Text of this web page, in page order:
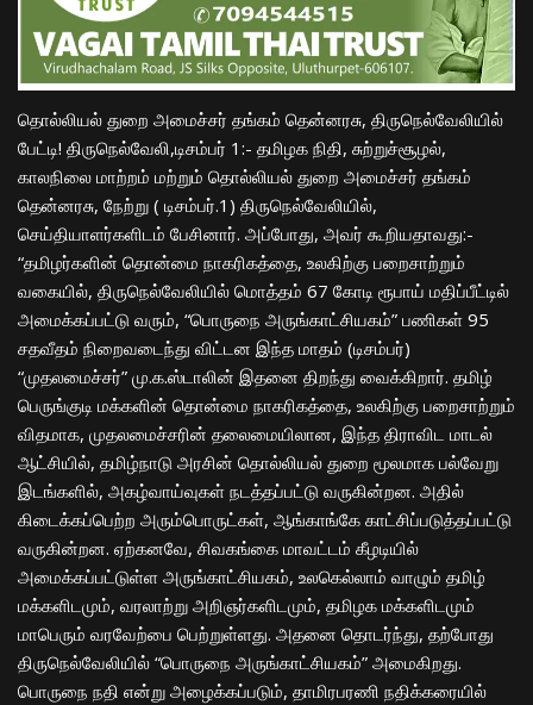
தொல்லியல் துறை அமைச்சர் தங்கம் தென்னரசு, திருநெல்வேலியில்
பேட்டி! திருநெல்வேலி,டிசம்பர் 1:- தமிழக நிதி, சுற்றுச்சூழல்,
காலநிலை மாற்றம் மற்றும் தொல்லியல் துறை அமைச்சர் தங்கம்
தென்னரசு, நேற்று ( டிசம்பர்.1) திருநெல்வேலியில்,
செய்தியாளர்களிடம் பேசினார். அப்போது, அவர் கூறியதாவது:-
“தமிழர்களின் தொன்மை நாகரிகத்தை, உலகிற்கு பறைசாற்றும்
வகையில், திருநெல்வேலியில் மொத்தம் 67 கோடி ரூபாய் மதிப்பீட்டில்
அமைக்கப்பட்டு வரும், “பொருநை அருங்காட்சியகம்” பணிகள் 95
சதவீதம் நிறைவடைந்து விட்டன இந்த மாதம் (டிசம்பர்)
“முதலமைச்சர்” மு.க.ஸ்டாலின் இதனை திறந்து வைக்கிறார். தமிழ்
பெருங்குடி மக்களின் தொன்மை நாகரிகத்தை, உலகிற்கு பறைசாற்றும்
விதமாக, முதலமைச்சரின் தலைமையிலான, இந்த திராவிட மாடல்
ஆட்சியில், தமிழ்நாடு அரசின் தொல்லியல் துறை மூலமாக பல்வேறு
இடங்களில், அகழ்வாய்வுகள் நடத்தப்பட்டு வருகின்றன. அதில்
கிடைக்கப்பெற்ற அரும்பொருட்கள், ஆங்காங்கே காட்சிப்படுத்தப்பட்டு
வருகின்றன. ஏற்கனவே, சிவகங்கை மாவட்டம் கீழடியில்
அமைக்கப்பட்டுள்ள அருங்காட்சியகம், உலகெல்லாம் வாழும் தமிழ்
மக்களிடமும், வரலாற்று அறிஞர்களிடமும், தமிழக மக்களிடமும்
மாபெரும் வரவேற்பை பெற்றுள்ளது. அதனை தொடர்ந்து, தற்போது
திருநெல்வேலியில் “பொருநை அருங்காட்சியகம்” அமைகிறது.
பொருநை நதி என்று அழைக்கப்படும், தாமிரபரணி நதிக்கரையில்